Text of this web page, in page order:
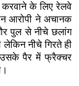
करवाने के लिए रेलवे
आरोपी ने अचानक
पुल से नीचे छलांग
नीचे गिरते ही
उसके पैर में फ्रैक्चर